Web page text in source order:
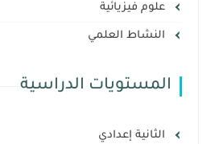
علوم فيزيائية
النشاط العلمي
المستويات الدراسية
الثانية إعدادي